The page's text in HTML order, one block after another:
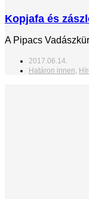
Kopjafa és
A Pipacs
2017.06.14.
Határon innen